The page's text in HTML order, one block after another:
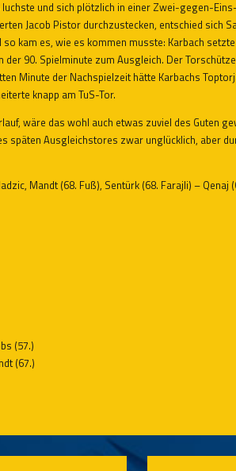
und sich plötzlich in einer Zwei-gegen-
Jacob Pistor durchzustecken, entschied sich
kam es, wie es kommen musste: Karbach
90. Spielminute zum Ausgleich. Der
Minute der Nachspielzeit hätte Karbachs
knapp am TuS-Tor.
wäre das wohl auch etwas zuviel des Guten
späten Ausgleichstores zwar unglücklich, aber
Mandt (68. Fuß), Sentürk (68. Farajli) –
(57.)
(67.)